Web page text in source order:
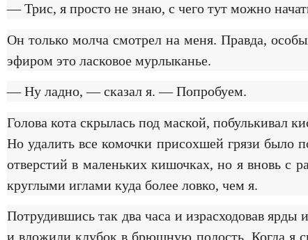
— Трис, я просто не знаю, с чего тут можно
Он только молча смотрел на меня. Правда,
эфиром это ласковое мурлыканье.
— Ну ладно, — сказал я. — Попробуем.
Голова кота скрылась под маской,
Но удалить все комочки присохшей грязи было
отверстий в маленьких кишочках, но я вновь с
круглыми иглами куда более ловко, чем я.
Потрудившись так два часа и израсходовав
и вложили клубок в брюшную полость. Когда я